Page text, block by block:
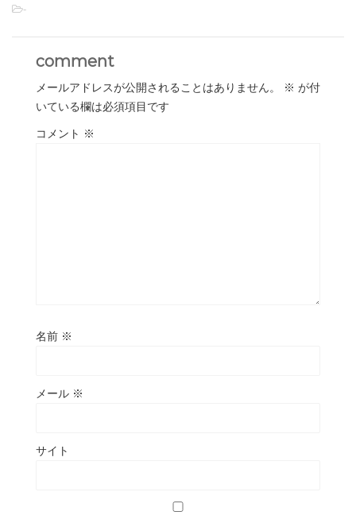
-
comment
メールアドレスが公開されることはありません。 ※ が付
いている欄は必須項目です
コメント ※
名前 ※
メール ※
サイト